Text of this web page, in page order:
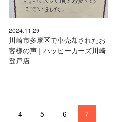
2024.11.29
川崎市多摩区で車売却されたお
客様の声｜ハッピーカーズ川崎
登戸店
4 5 6 7